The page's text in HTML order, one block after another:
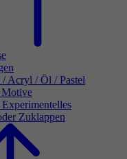
Acryl / Öl / Pastel
Zuklappen